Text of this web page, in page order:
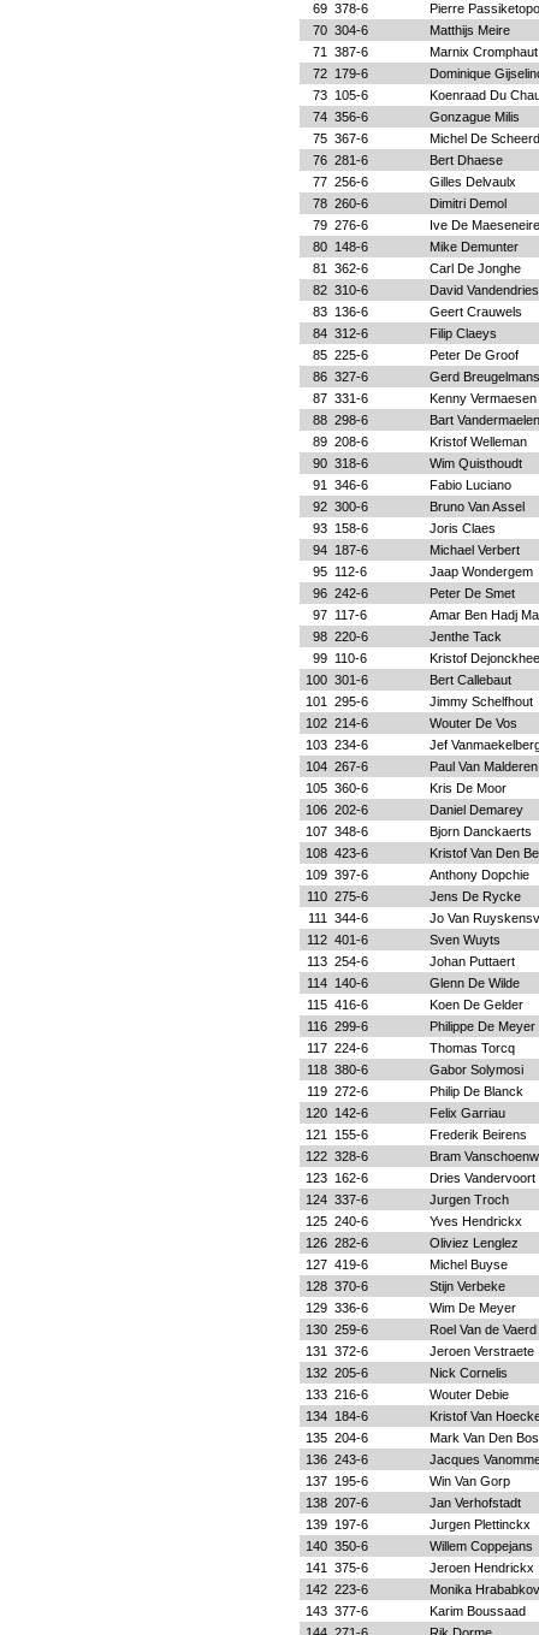
69 378-6
Pierre
70 304-6
Matthijs Meire
71
387-6
Marnix Cromphaut
72
179-6
Dominique
73
105-6
Koenraad Du
74 356-6
Gonzague Milis
75 367-6
Michel De
76 281-6
Bert Dhaese
77 256-6
Gilles Delvaulx
78 260-6
Dimitri Demol
79 276-6
Ive De Maeseneire
80
148-6
Mike Demunter
81
362-6
Carl De Jonghe
82 310-6
David
83
136-6
Geert Crauwels
84 312-6
Filip Claeys
85 225-6
Peter De Groof
86 327-6
Gerd Breugelmans
87 331-6
Kenny Vermaesen
88 298-6
Bart Vandermaelen
89 208-6
Kristof Welleman
90 318-6
Wim Quisthoudt
91
346-6
Fabio Luciano
92 300-6
Bruno Van Assel
93
158-6
Joris Claes
94
187-6
Michael Verbert
95
112-6
Jaap Wondergem
96 242-6
Peter De Smet
97
117-6
Amar Ben Hadj
98 220-6
Jenthe Tack
99
110-6
Kristof
100 301-6
Bert Callebaut
101
295-6
Jimmy Schelfhout
102 214-6
Wouter De Vos
103 234-6
Jef
104 267-6
Paul Van Malderen
105 360-6
Kris De Moor
106 202-6
Daniel Demarey
107 348-6
Bjorn Danckaerts
108 423-6
Kristof Van Den
109 397-6
Anthony Dopchie
110 275-6
Jens De Rycke
111
344-6
Jo Van
112 401-6
Sven Wuyts
113 254-6
Johan Puttaert
114
140-6
Glenn De Wilde
115 416-6
Koen De Gelder
116 299-6
Philippe De Meyer
117 224-6
Thomas Torcq
118 380-6
Gabor Solymosi
119 272-6
Philip De Blanck
120
142-6
Felix Garriau
121
155-6
Frederik Beirens
122 328-6
Bram
123
162-6
Dries Vandervoort
124 337-6
Jurgen Troch
125 240-6
Yves Hendrickx
126 282-6
Oliviez Lenglez
127 419-6
Michel Buyse
128 370-6
Stijn Verbeke
129 336-6
Wim De Meyer
130 259-6
Roel Van de Vaerd
131
372-6
Jeroen Verstraete
132 205-6
Nick Cornelis
133 216-6
Wouter Debie
134
184-6
Kristof Van
135 204-6
Mark Van Den
136 243-6
Jacques
137
195-6
Win Van Gorp
138 207-6
Jan Verhofstadt
139
197-6
Jurgen Plettinckx
140 350-6
Willem Coppejans
141
375-6
Jeroen Hendrickx
142 223-6
Monika
143 377-6
Karim Boussaad